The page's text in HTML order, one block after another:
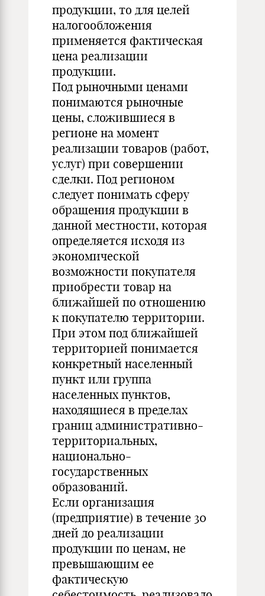
продукции, то для целей
налогообложения
применяется фактическая
цена реализации
продукции.
Под рыночными ценами
понимаются рыночные
цены, сложившиеся в
регионе на момент
реализации товаров (работ,
услуг) при совершении
сделки. Под регионом
следует понимать сферу
обращения продукции в
данной местности, которая
определяется исходя из
экономической
возможности покупателя
приобрести товар на
ближайшей по отношению
к покупателю территории.
При этом под ближайшей
территорией понимается
конкретный населенный
пункт или группа
населенных пунктов,
находящиеся в пределах
границ административно-
территориальных,
национально-
государственных
образований.
Если организация
(предприятие) в течение 30
дней до реализации
продукции по ценам, не
превышающим ее
фактическую